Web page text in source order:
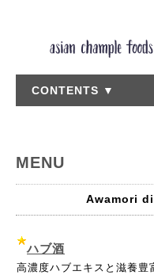
CONTENTS ▼
MENU
Awamori
ハブ酒
高濃度ハブエキスと滋養豊